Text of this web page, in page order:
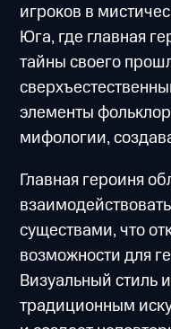
игроков в
Юга, где главная
тайны своего
элементы
мифологии,
Главная героиня
существами, что
возможности для
Визуальный стиль
традиционным